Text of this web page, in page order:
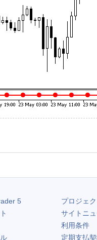
5
プロジェ
サイトニ
利用条件
定期支払